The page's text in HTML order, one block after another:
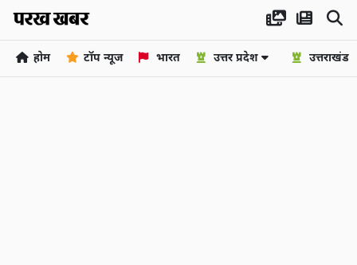
होम टॉप न्यूज भारत उत्तर प्रदेश उत्तराखंड